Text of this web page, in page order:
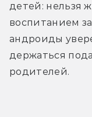
детей: нельзя
воспитанием
андроиды
держаться
родителей.